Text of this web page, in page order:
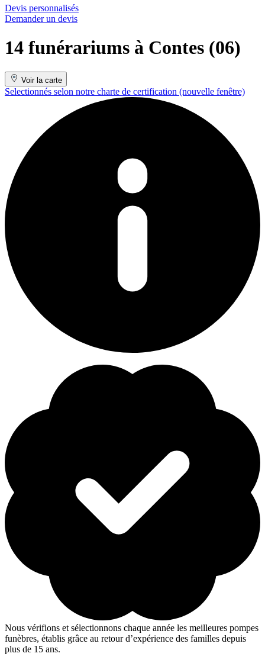
Devis personnalisés
Demander un devis
14 funérariums à Contes (06)
Voir la carte
Selectionnés selon notre charte de certification (nouvelle fenêtre)
Nous vérifions et sélectionnons chaque année les meilleures pompes
funèbres, établis grâce au retour d’expérience des familles depuis
plus de 15 ans.